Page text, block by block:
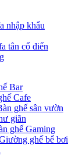
nhập khẩu
tân cổ điển
Bar
Cafe
ghế sân vườn
giãn
ghế Gaming
ghế bể bơi